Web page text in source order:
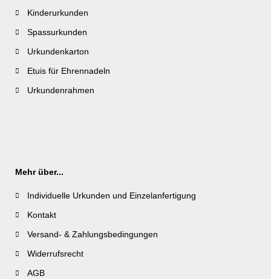
Kinderurkunden
Spassurkunden
Urkundenkarton
Etuis für Ehrennadeln
Urkundenrahmen
Mehr über...
Individuelle Urkunden und Einzelanfertigung
Kontakt
Versand- & Zahlungsbedingungen
Widerrufsrecht
AGB